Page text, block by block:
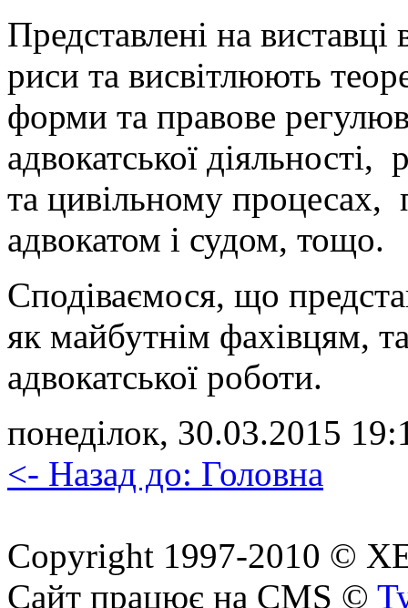
Представлені на
риси та висвітлюють
форми та правове
адвокатської
та цивільному процесах,
адвокатом і судом, тощо.
Сподіваємося, що
як майбутнім фахівцям,
адвокатської роботи.
понеділок, 30.03.2015
<- Назад до: Головна
Copyright 1997-2010 ©
Сайт працює на CMS ©